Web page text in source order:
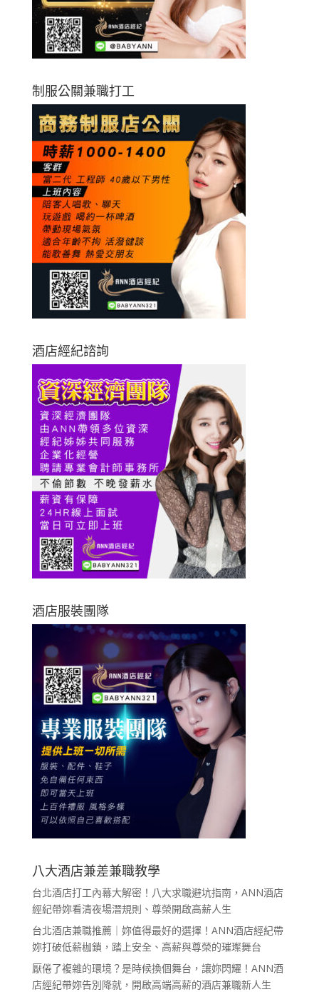
制服公關兼職打工
酒店經紀諮詢
酒店服裝團隊
八大酒店兼差兼職教學
台北酒店打工內幕大解密！八大求職避坑指南，ANN酒店
經紀帶妳看清夜場潛規則、尊榮開啟高薪人生
台北酒店兼職推薦｜妳值得最好的選擇！ANN酒店經紀帶
妳打破低薪枷鎖，踏上安全、高薪與尊榮的璀璨舞台
厭倦了複雜的環境？是時候換個舞台，讓妳閃耀！ANN酒
店經紀帶妳告別降就，開啟高端高薪的酒店兼職新人生